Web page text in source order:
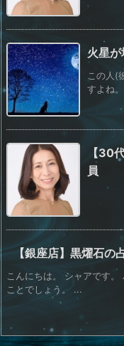
火星
この人(
すよね
【30
員
【銀座店】黒燿石の
こんにちは。 シャアです
ことでしょう。 ...